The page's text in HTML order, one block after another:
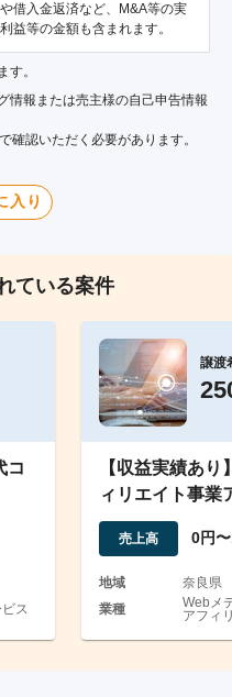
借入金返済など、M&A等の実
益等の金額も含まれます。
。
情報または売主様の自己申告情報
確認いただく必要があります。
入り
ている案件
コ
ス
譲渡
【収益実績あ
ィリエイト事業
渡
売上高 0円
地域
奈良県
業種
Webメ
アフィ